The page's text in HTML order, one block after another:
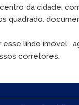
da cidade,
quadrado.
esse lindo imóvel ,
corretores.